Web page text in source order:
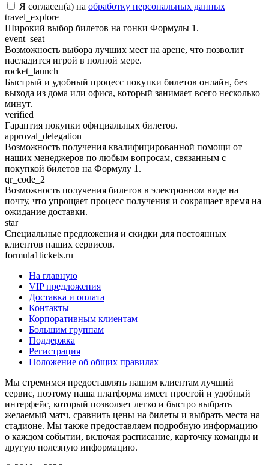
Я согласен(а) на обработку персональных данных
travel_explore
Широкий выбор билетов на гонки Формулы 1.
event_seat
Возможность выбора лучших мест на арене, что позволит
насладится игрой в полной мере.
rocket_launch
Быстрый и удобный процесс покупки билетов онлайн, без
выхода из дома или офиса, который занимает всего несколько
минут.
verified
Гарантия покупки официальных билетов.
approval_delegation
Возможность получения квалифицированной помощи от
наших менеджеров по любым вопросам, связанным с
покупкой билетов на Формулу 1.
qr_code_2
Возможность получения билетов в электронном виде на
почту, что упрощает процесс получения и сокращает время на
ожидание доставки.
star
Специальные предложения и скидки для постоянных
клиентов наших сервисов.
formula1tickets.ru
На главную
VIP предложения
Доставка и оплата
Контакты
Корпоративным клиентам
Большим группам
Поддержка
Регистрация
Положение об общих правилах
Мы стремимся предоставлять нашим клиентам лучший
сервис, поэтому наша платформа имеет простой и удобный
интерфейс, который позволяет легко и быстро выбрать
желаемый матч, сравнить цены на билеты и выбрать места на
стадионе. Мы также предоставляем подробную информацию
о каждом событии, включая расписание, карточку команды и
другую полезную информацию.